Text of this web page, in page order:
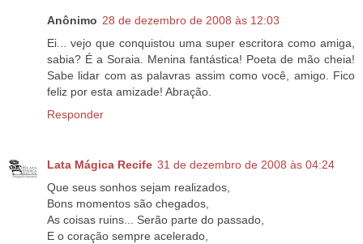
Anônimo 28 de dezembro de 2008 às 12:03
Ei... vejo que conquistou uma super escritora como amiga,
sabia? É a Soraia. Menina fantástica! Poeta de mão cheia!
Sabe lidar com as palavras assim como você, amigo. Fico
feliz por esta amizade! Abração.
Responder
Lata Mágica Recife 31 de dezembro de 2008 às 04:24
Que seus sonhos sejam realizados,
Bons momentos são chegados,
As coisas ruins... Serão parte do passado,
E o coração sempre acelerado,